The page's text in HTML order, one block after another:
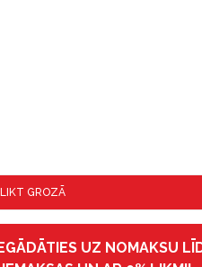
GROZĀ
UZ NOMAKSU